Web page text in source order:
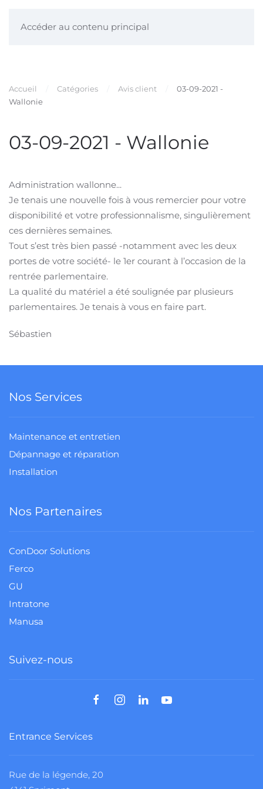
Accéder au contenu principal
Accueil Catégories Avis client
03-09-2021 -
Wallonie
03-09-2021 - Wallonie
Administration wallonne...
Je tenais une nouvelle fois à vous remercier pour votre
disponibilité et votre professionnalisme, singulièrement
ces dernières semaines.
Tout s’est très bien passé -notamment avec les deux
portes de votre société- le 1er courant à l’occasion de la
rentrée parlementaire.
La qualité du matériel a été soulignée par plusieurs
parlementaires. Je tenais à vous en faire part.
Sébastien
Nos Services
Maintenance et entretien
Dépannage et réparation
Installation
Nos Partenaires
ConDoor Solutions
Ferco
GU
Intratone
Manusa
Suivez-nous
Entrance Services
Rue de la légende, 20